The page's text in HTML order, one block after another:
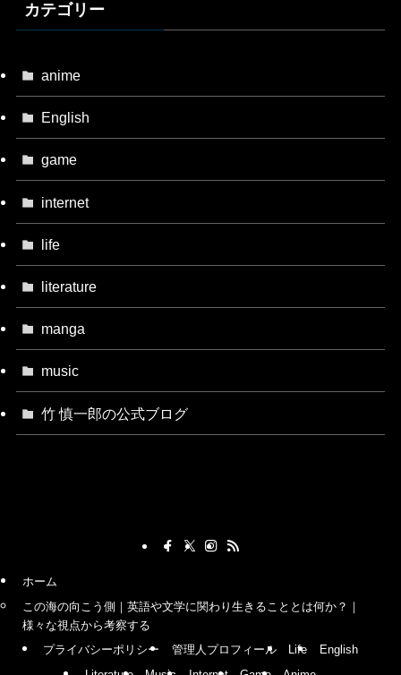
カテゴリー
anime
English
game
internet
life
literature
manga
music
竹 慎一郎の公式ブログ
ホーム
この海の向こう側｜英語や文学に関わり生きることとは何か？｜
様々な視点から考察する
プライバシーポリシー
管理人プロフィール Life
English